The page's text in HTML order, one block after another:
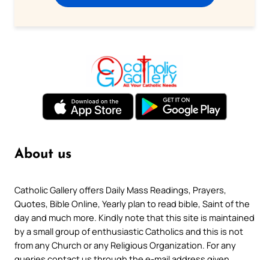
About us
Catholic Gallery offers Daily Mass Readings, Prayers,
Quotes, Bible Online, Yearly plan to read bible, Saint of the
day and much more. Kindly note that this site is maintained
by a small group of enthusiastic Catholics and this is not
from any Church or any Religious Organization. For any